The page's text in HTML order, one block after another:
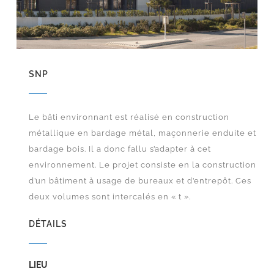
SNP
Le bâti environnant est réalisé en construction
métallique en bardage métal, maçonnerie enduite et
bardage bois. Il a donc fallu s’adapter à cet
environnement. Le projet consiste en la construction
d’un bâtiment à usage de bureaux et d’entrepôt. Ces
deux volumes sont intercalés en « t ».
DÉTAILS
LIEU